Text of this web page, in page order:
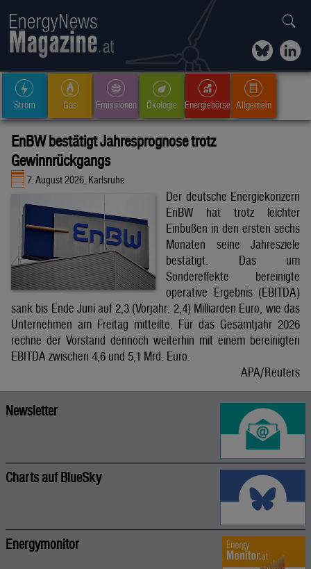
Strom Gas Emissionen Ökologie Energiebörse Allgemein
EnBW bestätigt Jahresprognose trotz
Gewinnrückgangs
7. August 2026, Karlsruhe
Der deutsche Energiekonzern
EnBW hat trotz leichter
Einbußen in den ersten sechs
Monaten seine Jahresziele
bestätigt. Das um
Sondereffekte bereinigte
operative Ergebnis (EBITDA)
sank bis Ende Juni auf 2,3 (Vorjahr: 2,4) Milliarden Euro, wie das
Unternehmen am Freitag mitteilte. Für das Gesamtjahr 2026
rechne der Vorstand dennoch weiterhin mit einem bereinigten
EBITDA zwischen 4,6 und 5,1 Mrd. Euro.
APA/Reuters
Newsletter
Charts auf BlueSky
Energymonitor